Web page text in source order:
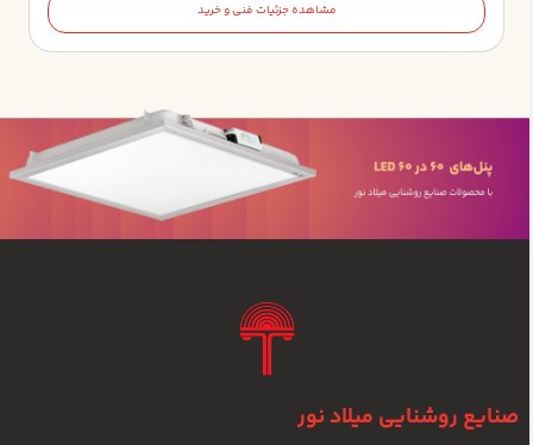
مشاهده جزئیات فنی و خرید
صنایع روشنایی میلاد نور